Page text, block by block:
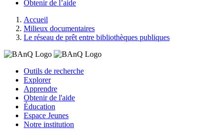
Obtenir de l’aide
Accueil
Milieux documentaires
Le réseau de prêt entre bibliothèques publiques
Outils de recherche
Explorer
Apprendre
Obtenir de l'aide
Éducation
Espace Jeunes
Notre institution